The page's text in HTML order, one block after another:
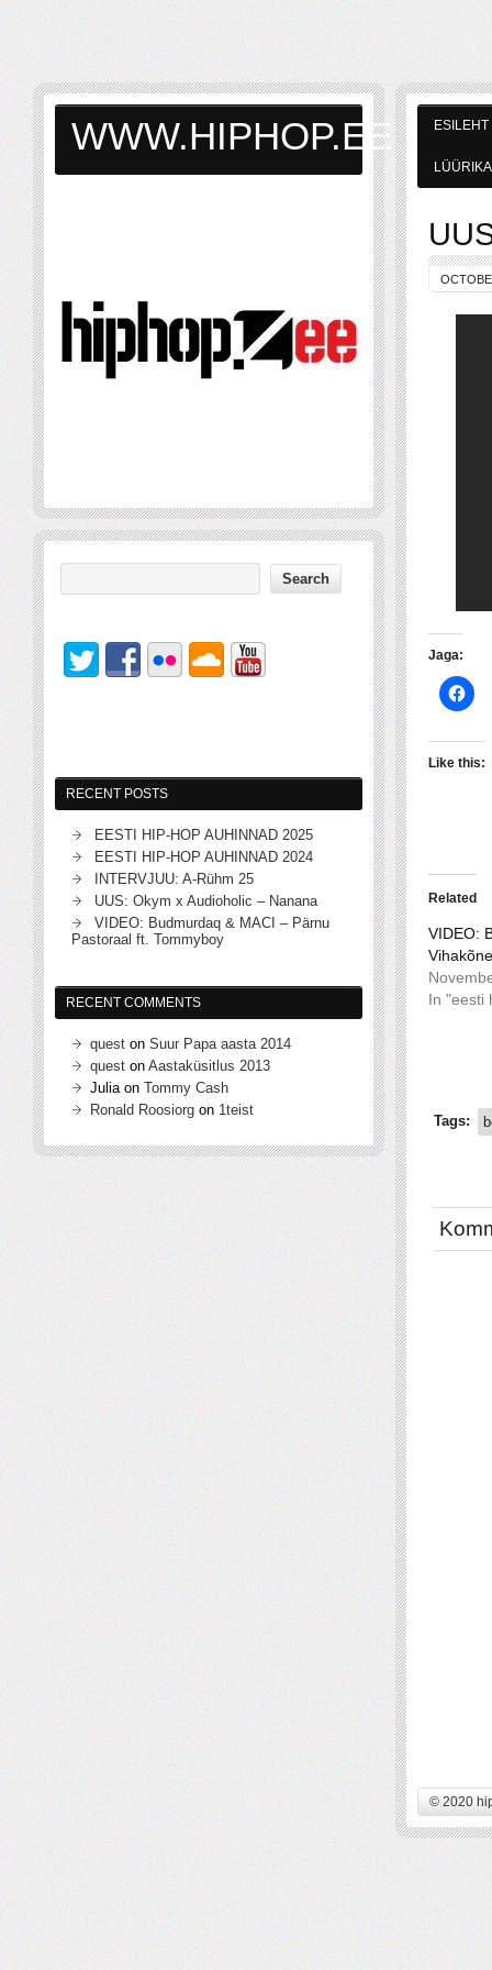
ESILEHT
LÜÜRIKA
Jaga:
Like this:
Related
VIDEO:
Vihakõne
In "eesti
Tags:
© 2020
WWW.HIPHOP.EE
RECENT POSTS
EESTI HIP-HOP AUHINNAD 2025
EESTI HIP-HOP AUHINNAD 2024
INTERVJUU: A-Rühm 25
UUS: Okym x Audioholic – Nanana
VIDEO: Budmurdaq & MACI – Pärnu
Pastoraal ft. Tommyboy
RECENT COMMENTS
quest on Suur Papa aasta 2014
quest on Aastaküsitlus 2013
Juliaon Tommy Cash
Ronald Roosiorg on 1teist